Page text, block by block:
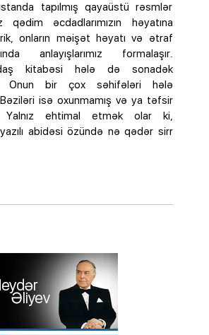
tapılmış qayaüstü rəsmlər
əcdadlarımızın həyatına
onların məişət həyatı və ətraf
anlayışlarımız formalaşır.
daş kitabəsi hələ də sonadək
Onun bir çox səhifələri hələ
Bəziləri isə oxunmamış və ya təfsir
Yalnız ehtimal etmək olar ki,
abidəsi özündə nə qədər sirr